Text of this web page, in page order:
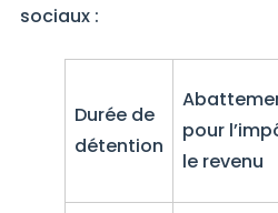
sociaux :
Durée de
détention
pour
le revenu